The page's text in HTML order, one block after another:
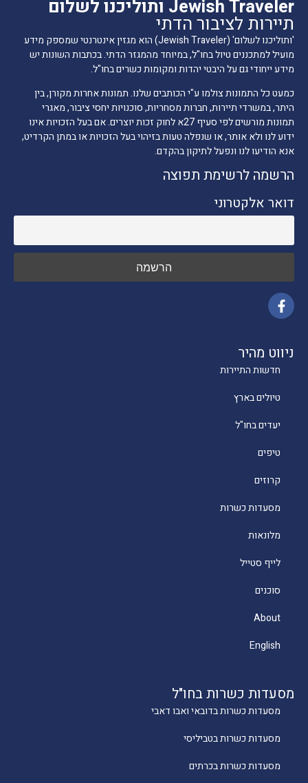
מסעדות כשרות בחו"ל
מסעדות כשרות בדובאי ואבו דאבי
מסעדות כשרות בטביליסי
מסעדות כשרות בכרתים
ניווט מהיר
חדשות התיירות
טיולים בארץ
יעדים בחו"ל
טיפים
קרוזים
מסעדות כשרות
מלונאות
לייף סטייל
סוכנים
About
English
Jewish Traveler ותוליכנו לשלום
תיירות לציבור הדתי
'ותוליכנו לשלום' (Jewish Traveler) הוא מגזין אינטרנטי שמספק מידע
מועיל למתכננים טיול בחו"ל, במיוחד מהמגזר הדתי. בכתבות השונות יש
מידע ייחודי גם על היבטי יהדות ומקומות כשרים בחו"ל.
כמעט כל התמונות צולמו ע"י הכותבים שלנו. תמונות אחרות מקורן, בין
היתר, במשרדי תיירות, חברות מסחריות, סוכנויות יחסי ציבור, מאגרי
תמונות מורשים לפי סעיף 27א לחוק זכות יוצרים. אם בעל הזכויות אינו
ידוע לנו ולא אותר, או שנפלה טעות בזיהוי בעל הזכויות או במתן הקרדיט,
אנא הודיעו לנו ונפעל לתיקון בהקדם.
הרשמה לרשימת תפוצה
דואר אלקטרוני